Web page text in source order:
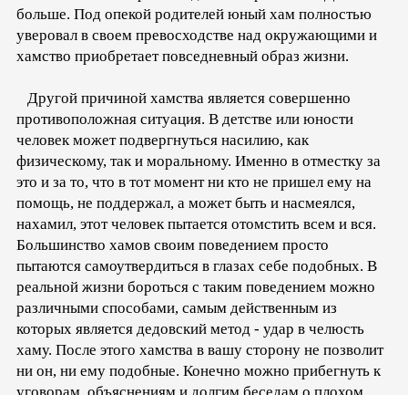
больше. Под опекой родителей юный хам полностью
уверовал в своем превосходстве над окружающими и
хамство приобретает повседневный образ жизни.
Другой причиной хамства является совершенно
противоположная ситуация. В детстве или юности
человек может подвергнуться насилию, как
физическому, так и моральному. Именно в отместку за
это и за то, что в тот момент ни кто не пришел ему на
помощь, не поддержал, а может быть и насмеялся,
нахамил, этот человек пытается отомстить всем и вся.
Большинство хамов своим поведением просто
пытаются самоутвердиться в глазах себе подобных. В
реальной жизни бороться с таким поведением можно
различными способами, самым действенным из
которых является дедовский метод - удар в челюсть
хаму. После этого хамства в вашу сторону не позволит
ни он, ни ему подобные. Конечно можно прибегнуть к